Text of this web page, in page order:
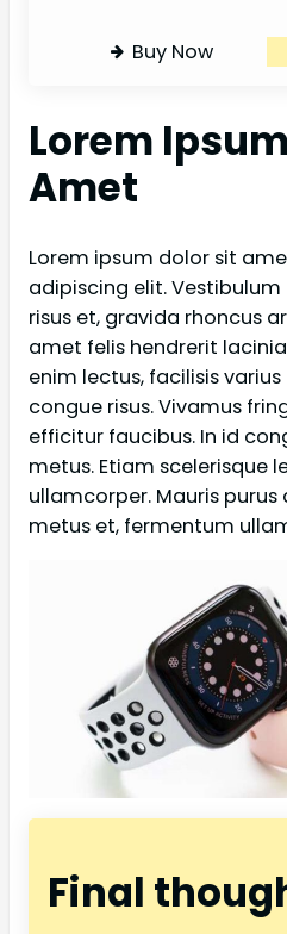
Buy Now
Lorem
Amet
Lorem ipsum dolor sit
adipiscing elit.
risus et, gravida rhoncus
amet felis hendrerit
enim lectus, facilisis
congue risus. Vivamus
efficitur faucibus. In id
metus. Etiam scelerisque
ullamcorper. Mauris
metus et, fermentum
Final